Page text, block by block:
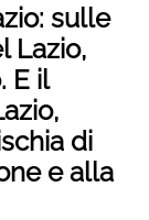
sulle
Lazio,
E il
di
e alla